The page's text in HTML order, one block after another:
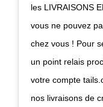
les LIVRAISONS
vous ne pouvez
chez vous ! Pour
un point relais
votre compte
nos livraisons de